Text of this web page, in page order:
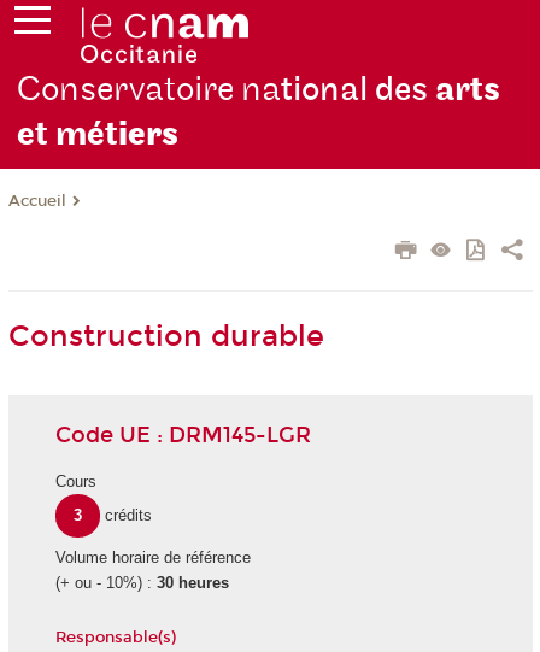
Conservatoire national des arts
et métiers
Accueil
Construction durable
Code UE : DRM145-LGR
Cours
3
crédits
Volume horaire de référence
(+ ou - 10%) : 30 heures
Responsable(s)